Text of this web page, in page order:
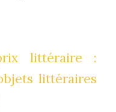
littéraire :
littéraires